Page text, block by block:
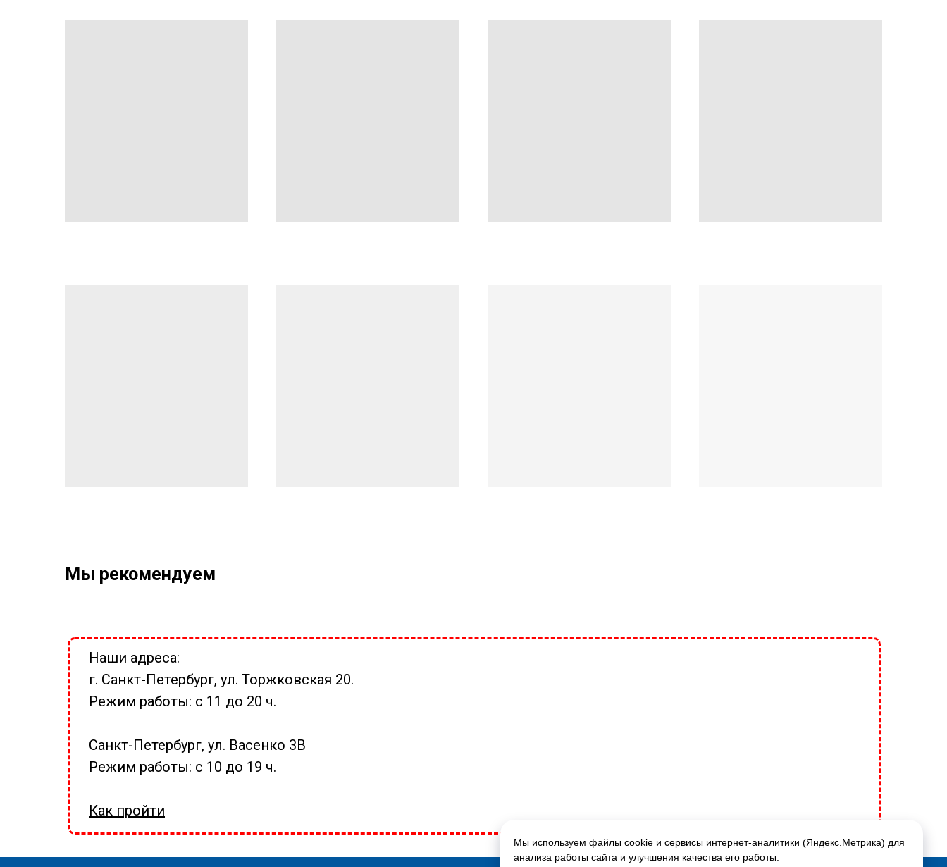
Мы используем файлы cookie и сервисы интернет-аналитики (Яндекс.Метрика) для
анализа работы сайта и улучшения качества его работы.
Мы рекомендуем
Наши адреса:
г. Санкт-Петербург, ул. Торжковская 20.
Режим работы: с 11 до 20 ч.
Санкт-Петербург, ул. Васенко 3В
Режим работы: с 10 до 19 ч.
Как пройти
ГЛАВНАЯ СТРАНИЦА